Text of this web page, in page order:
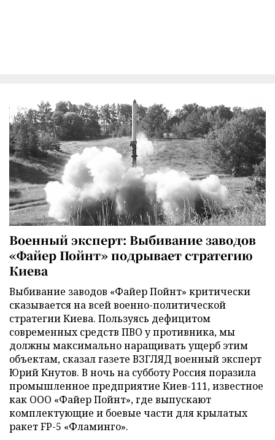
Военный эксперт: Выбивание заводов
«Файер Пойнт» подрывает стратегию
Киева
Выбивание заводов «Файер Пойнт» критически
сказывается на всей военно-политической
стратегии Киева. Пользуясь дефицитом
современных средств ПВО у противника, мы
должны максимально наращивать ущерб этим
объектам, сказал газете ВЗГЛЯД военный эксперт
Юрий Кнутов. В ночь на субботу Россия поразила
промышленное предприятие Киев-111, известное
как ООО «Файер Пойнт», где выпускают
комплектующие и боевые части для крылатых
ракет FP-5 «Фламинго».